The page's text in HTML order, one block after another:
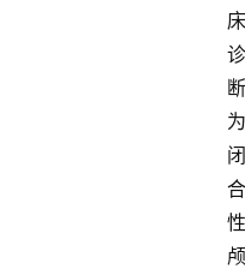
床
诊
断
为
闭
合
性
颅